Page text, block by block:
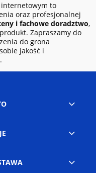
to
oraz profesjonalnej
i fachowe doradztwo,
Zapraszamy do
do grona
jakość i